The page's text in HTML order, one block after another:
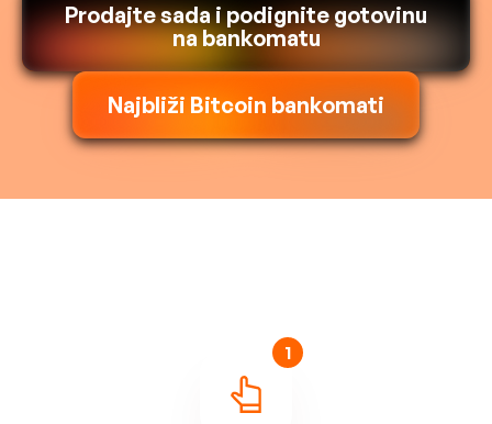
Prodajte sada i podignite gotovinu
na bankomatu
Najbliži Bitcoin bankomati
1